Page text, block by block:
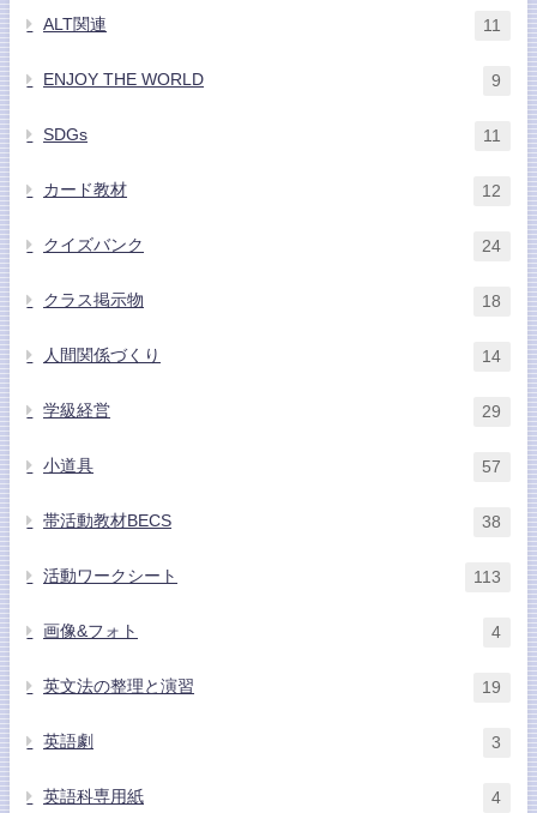
ALT関連 11
ENJOY THE WORLD 9
SDGs 11
カード教材 12
クイズバンク 24
クラス掲示物 18
人間関係づくり 14
学級経営 29
小道具 57
帯活動教材BECS 38
活動ワークシート 113
画像&フォト 4
英文法の整理と演習 19
英語劇 3
英語科専用紙 4